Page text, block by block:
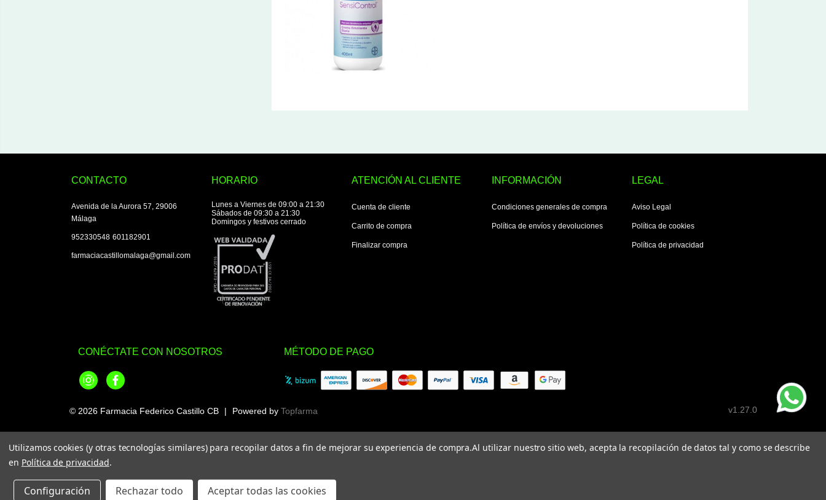
CONTACTO
Avenida de la Aurora 57, 29006
Málaga
952330548 601182901
farmaciacastillomalaga@gmail.com
HORARIO
Lunes a Viernes de 09:00 a 21:30
Sábados de 09:30 a 21:30
Domingos y festivos cerrado
ATENCIÓN AL CLIENTE
Cuenta de cliente
Carrito de compra
Finalizar compra
INFORMACIÓN
Condiciones generales de compra
Política de envíos y devoluciones
LEGAL
Aviso Legal
Política de cookies
Política de privacidad
CONÉCTATE CON NOSOTROS
InstagramFacebook
MÉTODO DE PAGO
© 2026 Farmacia Federico Castillo CB | Powered by Topfarma v1.27.0
Utilizamos cookies (y otras tecnologías similares) para recopilar datos a fin de mejorar su experiencia de compra.Al utilizar nuestro sitio web, acepta la recopilación de datos tal y como se describe
en Política de privacidad.
Configuración Rechazar todo Aceptar todas las cookies